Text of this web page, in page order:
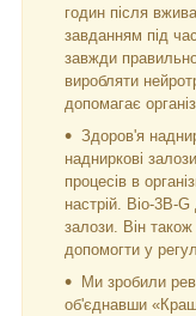
годин після
завданням під
завжди
виробляти
допомагає
Здоров'я
надниркові
процесів в
настрій. Bio-3B-
залози. Він
допомогти у
Ми зробили
об'єднавши